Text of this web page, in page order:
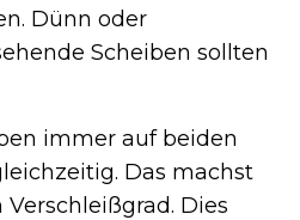
Dünn oder
Scheiben sollten
immer auf beiden
Das machst
Dies